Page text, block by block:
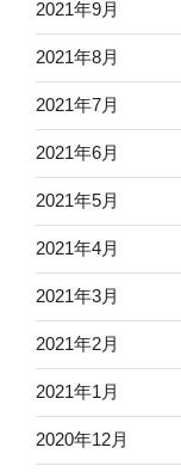
2021年9月
2021年8月
2021年7月
2021年6月
2021年5月
2021年4月
2021年3月
2021年2月
2021年1月
2020年12月